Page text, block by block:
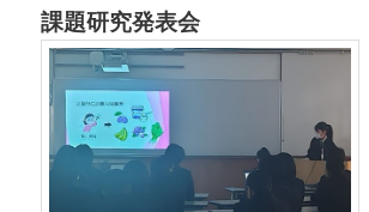
課題研究発表会